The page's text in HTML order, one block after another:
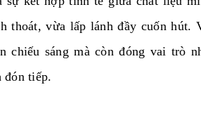
thoát, vừa lấp lánh đầy cuốn hút.
chiếu sáng mà còn đóng vai trò
đón tiếp.